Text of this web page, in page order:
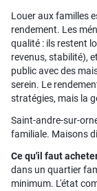
Louer aux familles
rendement. Les
qualité : ils restent
revenus, stabilité),
public avec des
serein. Le
stratégies, mais la
Saint-andre-sur-
familiale. Maisons
Ce qu'il faut
dans un quartier
minimum. L'état